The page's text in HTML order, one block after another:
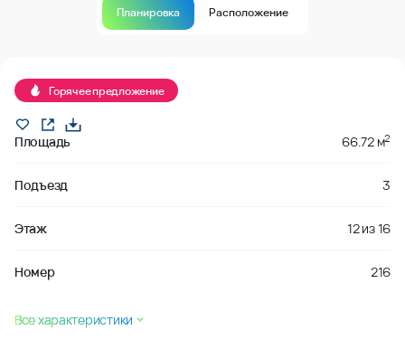
Планировка Расположение
Горячее предложение
Площадь 66.72 м2
Подъезд 3
Этаж 12из16
Номер 216
Все характеристики